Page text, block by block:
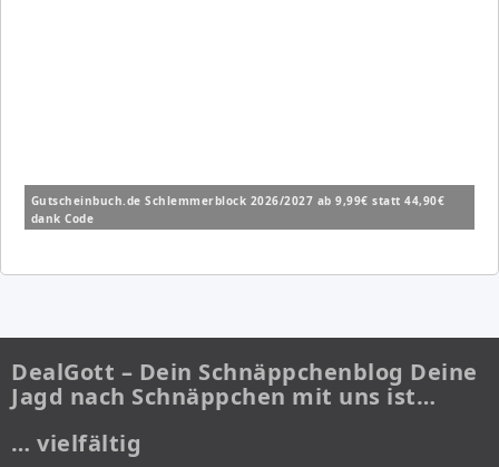
Gutscheinbuch.de Schlemmerblock 2026/2027 ab 9,99€ statt 44,90€
dank Code
DealGott – Dein Schnäppchenblog Deine
Jagd nach Schnäppchen mit uns ist…
… vielfältig